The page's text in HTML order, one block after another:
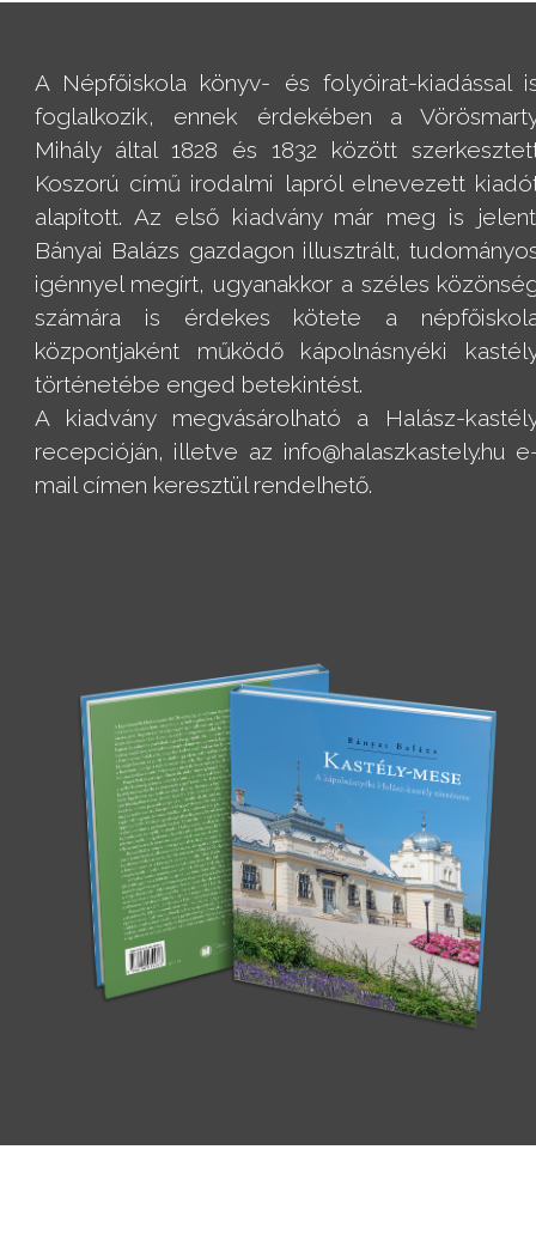
A Népfőiskola könyv- és folyóirat-kiadással
foglalkozik, ennek érdekében a
Mihály által 1828 és 1832 között
Koszorú című irodalmi lapról elnevezett
alapított. Az első kiadvány már meg is
Bányai Balázs gazdagon illusztrált,
igénnyel megírt, ugyanakkor a széles
számára is érdekes kötete a
központjaként működő kápolnásnyéki
történetébe enged betekintést.
A kiadvány megvásárolható a Halász-
recepcióján, illetve az info@halaszkastely.hu
mail címen keresztül rendelhető.